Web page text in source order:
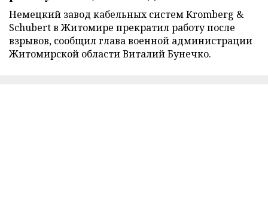
Немецкий завод кабельных систем Kromberg &
Schubert в Житомире прекратил работу после
взрывов, сообщил глава военной администрации
Житомирской области Виталий Бунечко.